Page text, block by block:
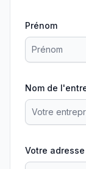
Prénom
Nom de
Votre